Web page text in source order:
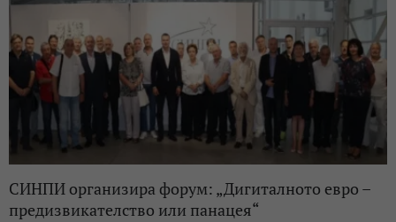
СИНПИ организира форум: „Дигиталното евро –
предизвикателство или панацея“